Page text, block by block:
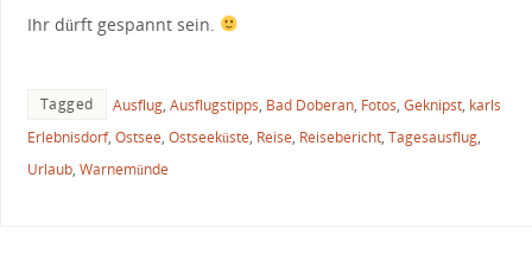
Ihr dürft gespannt sein.
Tagged Ausflug, Ausflugstipps, Bad Doberan, Fotos, Geknipst, karls
Erlebnisdorf, Ostsee, Ostseeküste, Reise, Reisebericht, Tagesausflug,
Urlaub, Warnemünde